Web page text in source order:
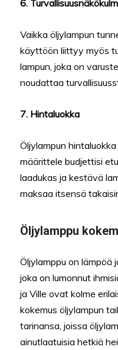
6.
Vaikka öljylampun
käyttöön liittyy myös
lampun, joka on
noudattaa
7. Hintaluokka
Öljylampun
määrittele budjettisi
laadukas ja kestävä
maksaa itsensä
Öljylamppu
Öljylamppu on lämpöä
joka on lumonnut
ja Ville ovat kolme
kokemus öljylampun
tarinansa, joissa
ainutlaatuisia hetkiä